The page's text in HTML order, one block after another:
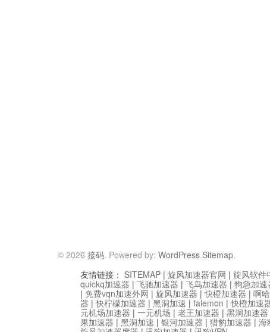
© 2026 接码. Powered by: WordPress.Sitemap.
友情链接： SITEMAP | 旋风加速器官网 | 旋风软件
quickq加速器 | 飞驰加速器 | 飞鸟加速器 | 狗急加速
| 免费vqn加速外网 | 旋风加速器 |快橙加速器 | 啊
器 |快柠檬加速器 | 黑洞加速 | falemon |快橙加速
元机场加速器 | 一元机场 | 老王加速器 | 黑洞加速器
果加速器 | 黑洞加速 | 银河加速器 | 猎豹加速器 | 海